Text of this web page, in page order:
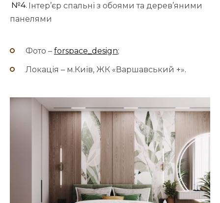
№4. Інтер’єр спальні з обоями та дерев’яними
панелями
Фото – forspace_design;
Локація – м.Київ, ЖК «Варшавський +».